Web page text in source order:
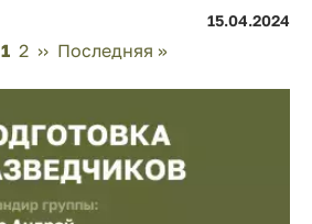
15.04.2024
Page
1 Page
2 Следующая
›› Последняя
Последняя »